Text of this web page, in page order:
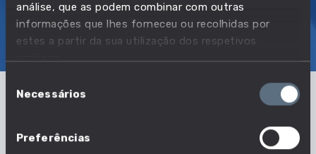
análise, que as podem combinar com outras
informações que lhes forneceu ou recolhidas por
estes a partir da sua utilização dos respetivos
serviços.
deNecessários
Preferências
SOBREEMPREGOSALÁRIOSEDUCAÇÃO
exercem esta profissão?